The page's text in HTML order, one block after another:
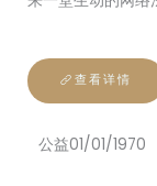
查看详情
公益01/01/1970